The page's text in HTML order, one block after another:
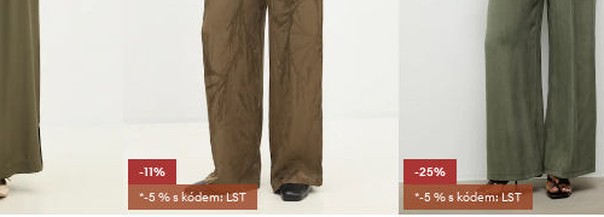
-11%
*-5 % s kódem: LST
-25%
*-5 % s kódem: LST